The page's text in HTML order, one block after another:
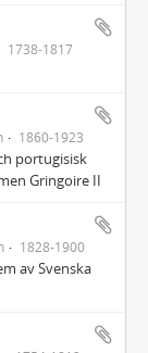
1738-1817
1860-1923
portugisisk
Gringoire II
1828-1900
av Svenska